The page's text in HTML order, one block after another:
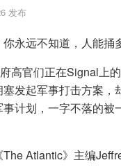
发布
永远不知道，人能捅
高官们正在Signal上
发起军事打击方案，
计划，一字不落的被
Atlantic》主编